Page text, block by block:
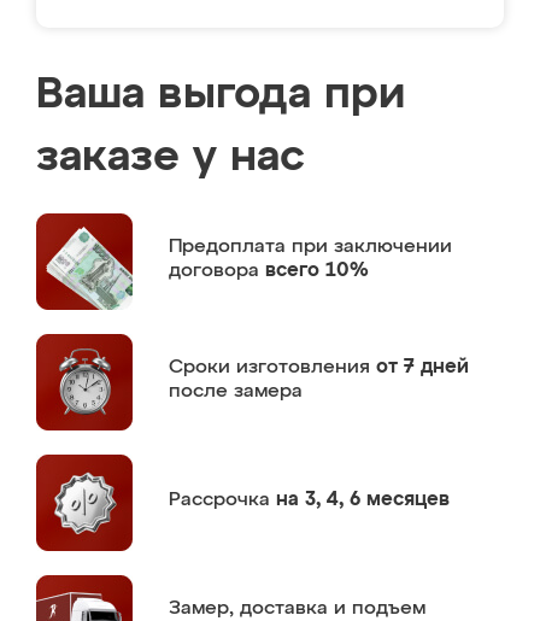
Ваша выгода при
заказе у нас
Предоплата при заключении
договора всего 10%
Сроки изготовления от 7 дней
после замера
Рассрочка на 3, 4, 6 месяцев
Замер, доставка и подъем